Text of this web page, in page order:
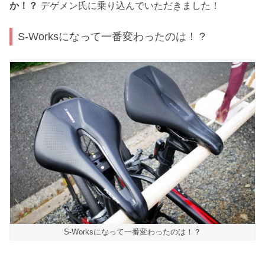
か！？ デゲメン氏に乗り込んでいただきました！
S-Worksになって一番変わったのは！？
S-Worksになって一番変わったのは！？